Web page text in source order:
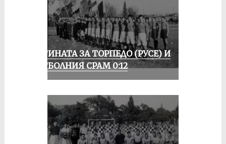
ИСТИНАТА ЗА ТОРПЕДО (РУСЕ) И
ФУТБОЛНИЯ СРАМ 0:12